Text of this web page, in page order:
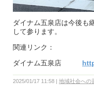
ダイナム五泉店は今後も
して参ります。
関連リンク：
ダイナム五泉店
2025/01/17 11:58 地域社会への